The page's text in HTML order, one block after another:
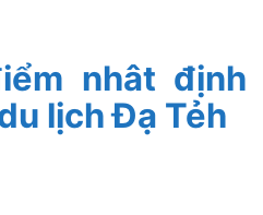
nhât định
lịch Đạ Tẻh